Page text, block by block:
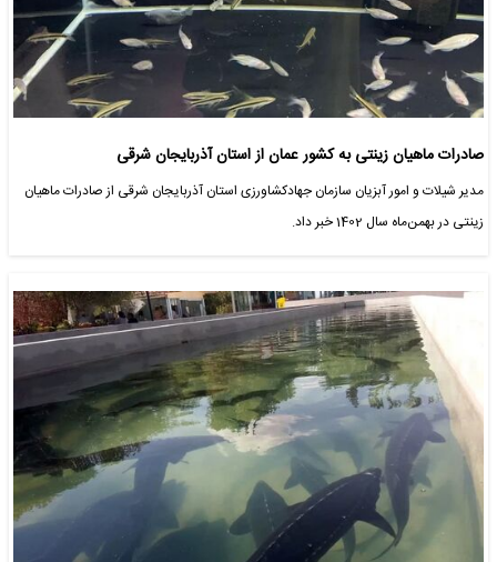
صادرات ماهیان زینتی به کشور عمان از استان آذربایجان شرقی
مدیر شیلات و امور آبزیان سازمان جهادکشاورزی استان آذربایجان شرقی از صادرات ماهیان
زینتی در بهمن‌ماه سال 1402 خبر داد.